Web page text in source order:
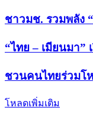
ชาวมช. รวมพลัง
“ไทย – เมียนมา
ชวนคนไทยร่วมโห
โหลดเพิ่มเติม